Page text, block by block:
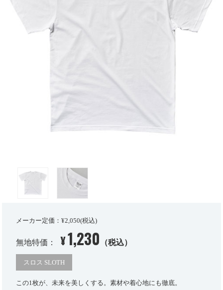
メーカー定価：¥2,050(税込)
無地特価： ¥1,230 （税込）
スロス SLOTH
この1枚が、未来を美しくする。素材や着心地にも徹底。